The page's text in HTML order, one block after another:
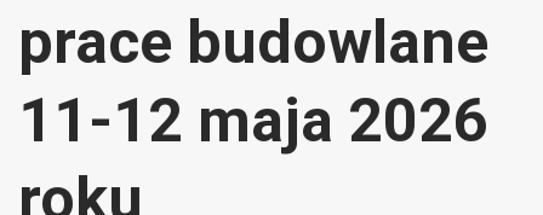
prace budowlane
11-12 maja 2026
roku